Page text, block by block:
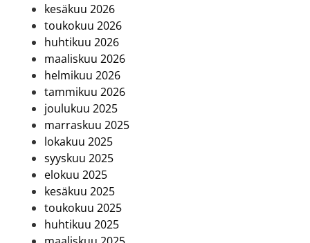
kesäkuu 2026
toukokuu 2026
huhtikuu 2026
maaliskuu 2026
helmikuu 2026
tammikuu 2026
joulukuu 2025
marraskuu 2025
lokakuu 2025
syyskuu 2025
elokuu 2025
kesäkuu 2025
toukokuu 2025
huhtikuu 2025